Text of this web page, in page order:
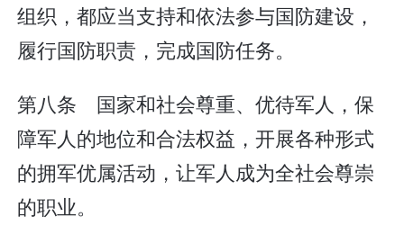
组织，都应当支持和依法参与国防建设，
履行国防职责，完成国防任务。
第八条 国家和社会尊重、优待军人，保
障军人的地位和合法权益，开展各种形式
的拥军优属活动，让军人成为全社会尊崇
的职业。